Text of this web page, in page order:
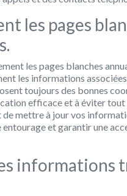
les pages
les pages blanches
les informations
toujours des bonnes
efficace et à éviter
mettre à jour vos
et garantir une
informations